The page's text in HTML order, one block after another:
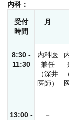
内科：
受付
時間
月
8:30 -
11:30
内科医
兼任
（深井
医師）
13:00 -
－